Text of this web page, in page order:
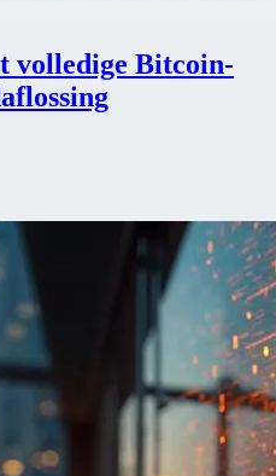
volledige Bitcoin-